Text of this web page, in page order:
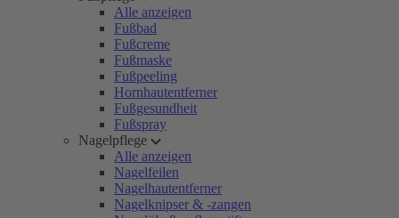
Alle anzeigen
Fußbad
Fußcreme
Fußmaske
Fußpeeling
Hornhautentferner
Fußgesundheit
Fußspray
Nagelpflege
Alle anzeigen
Nagelfeilen
Nagelhautentferner
Nagelknipser & -zangen